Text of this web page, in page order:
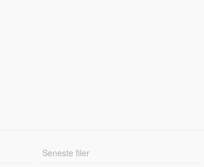
Seneste filer